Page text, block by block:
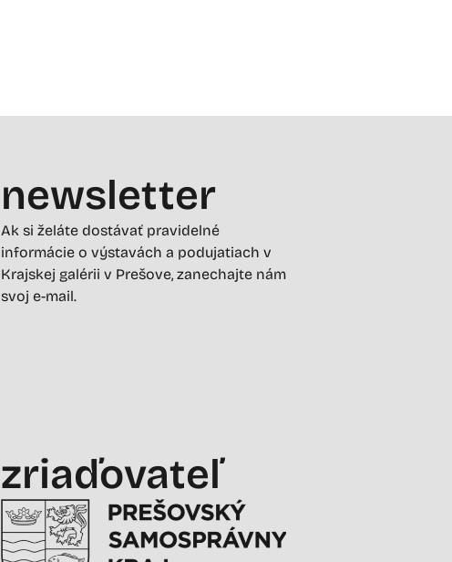
newsletter
Ak si želáte dostávať pravidelné
informácie o výstavách a podujatiach v
Krajskej galérii v Prešove, zanechajte nám
svoj e-mail.
zriaďovateľ